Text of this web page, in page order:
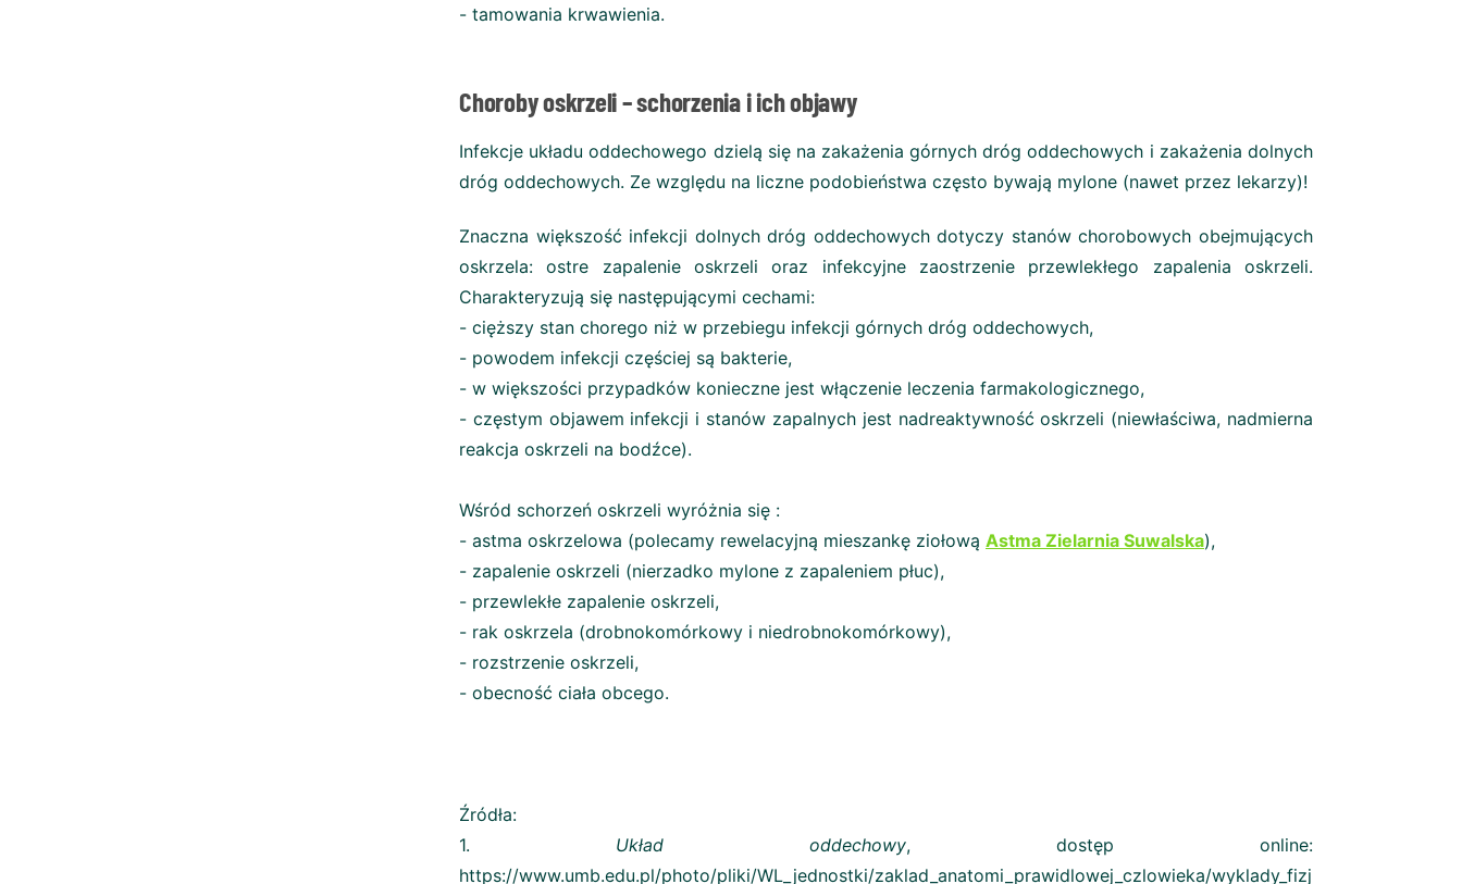
- tamowania krwawienia.
Choroby oskrzeli – schorzenia i ich objawy
Infekcje układu oddechowego dzielą się na zakażenia górnych dróg oddechowych i zakażenia dolnych
dróg oddechowych. Ze względu na liczne podobieństwa często bywają mylone (nawet przez lekarzy)!
Znaczna większość infekcji dolnych dróg oddechowych dotyczy stanów chorobowych obejmujących
oskrzela: ostre zapalenie oskrzeli oraz infekcyjne zaostrzenie przewlekłego zapalenia oskrzeli.
Charakteryzują się następującymi cechami:
- cięższy stan chorego niż w przebiegu infekcji górnych dróg oddechowych,
- powodem infekcji częściej są bakterie,
- w większości przypadków konieczne jest włączenie leczenia farmakologicznego,
- częstym objawem infekcji i stanów zapalnych jest nadreaktywność oskrzeli (niewłaściwa, nadmierna
reakcja oskrzeli na bodźce).
Wśród schorzeń oskrzeli wyróżnia się :
- astma oskrzelowa (polecamy rewelacyjną mieszankę ziołową Astma Zielarnia Suwalska),
- zapalenie oskrzeli (nierzadko mylone z zapaleniem płuc),
- przewlekłe zapalenie oskrzeli,
- rak oskrzela (drobnokomórkowy i niedrobnokomórkowy),
- rozstrzenie oskrzeli,
- obecność ciała obcego.
Źródła:
1. Układ oddechowy, dostęp online:
https://www.umb.edu.pl/photo/pliki/WL_jednostki/zaklad_anatomi_prawidlowej_czlowieka/wyklady_fizj